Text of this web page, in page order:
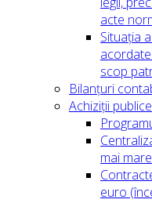
acte
Situația
scop
Bilanțuri
Achiziții publice
mai
euro